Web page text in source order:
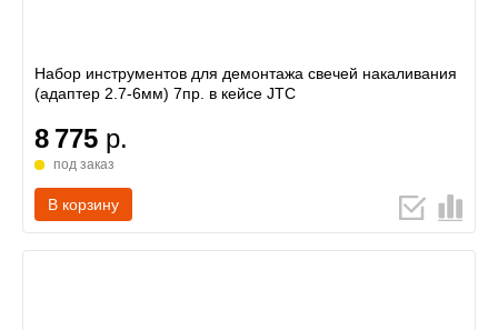
Набор инструментов для демонтажа свечей накаливания
(адаптер 2.7-6мм) 7пр. в кейсе JTC
8 775 р.
под заказ
В корзину